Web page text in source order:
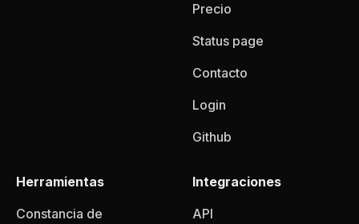
Precio
Status page
Contacto
Login
Github
Herramientas
Constancia de
Integraciones
API